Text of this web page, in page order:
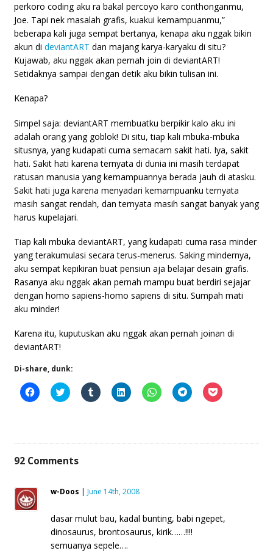
perkoro coding aku ra bakal percoyo karo conthonganmu,
Joe. Tapi nek masalah grafis, kuakui kemampuanmu,”
beberapa kali juga sempat bertanya, kenapa aku nggak bikin
akun di deviantART dan majang karya-karyaku di situ?
Kujawab, aku nggak akan pernah join di deviantART!
Setidaknya sampai dengan detik aku bikin tulisan ini.
Kenapa?
Simpel saja: deviantART membuatku berpikir kalo aku ini
adalah orang yang goblok! Di situ, tiap kali mbuka-mbuka
situsnya, yang kudapati cuma semacam sakit hati. Iya, sakit
hati. Sakit hati karena ternyata di dunia ini masih terdapat
ratusan manusia yang kemampuannya berada jauh di atasku.
Sakit hati juga karena menyadari kemampuanku ternyata
masih sangat rendah, dan ternyata masih sangat banyak yang
harus kupelajari.
Tiap kali mbuka deviantART, yang kudapati cuma rasa minder
yang terakumulasi secara terus-menerus. Saking mindernya,
aku sempat kepikiran buat pensiun aja belajar desain grafis.
Rasanya aku nggak akan pernah mampu buat berdiri sejajar
dengan homo sapiens-homo sapiens di situ. Sumpah mati
aku minder!
Karena itu, kuputuskan aku nggak akan pernah joinan di
deviantART!
Di-share, dunk:
Click
to
new
Click
to
new
Click
to
new
Click
to
new
Click
to
new
Click
to
new
Click
to
new
92Comments
w-Doos | June 14th, 2008
dasar mulut bau, kadal bunting, babi ngepet,
dinosaurus, brontosaurus, kirik……!!!!
semuanya sepele….